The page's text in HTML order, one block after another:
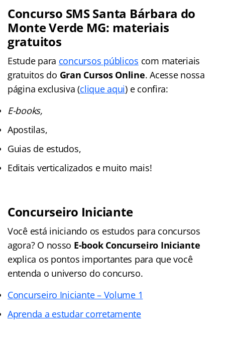
Concurso SMS Santa Bárbara do
Monte Verde MG: materiais
gratuitos
Estude para concursos públicos com materiais
gratuitos do Gran Cursos Online. Acesse nossa
página exclusiva (clique aqui) e confira:
E-books,
Apostilas,
Guias de estudos,
Editais verticalizados e muito mais!
Concurseiro Iniciante
Você está iniciando os estudos para concursos
agora? O nosso E-book Concurseiro Iniciante
explica os pontos importantes para que você
entenda o universo do concurso.
Concurseiro Iniciante – Volume 1
Aprenda a estudar corretamente